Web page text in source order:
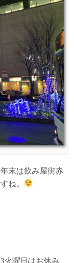
末は飲み屋街赤
ね。
火曜日はお休み